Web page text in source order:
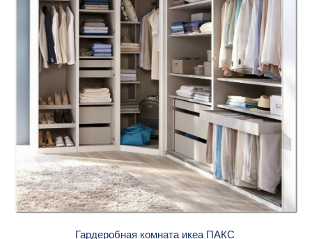
Гардеробная комната икеа ПАКС